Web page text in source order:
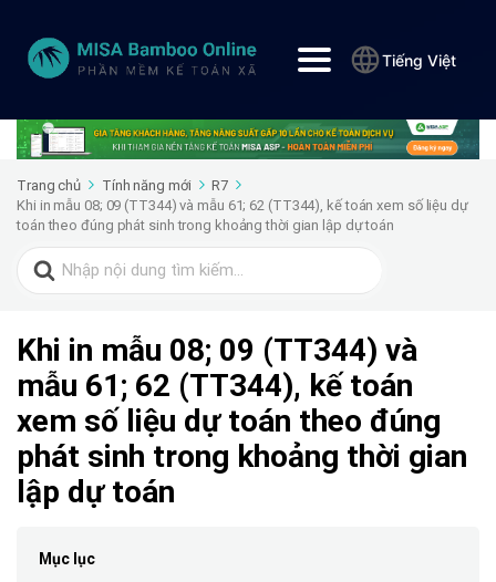
Tiếng Việt
Trang chủ Tính năng mới
R7
Khi in mẫu 08; 09 (TT344) và mẫu 61; 62 (TT344), kế toán xem số liệu dự
toán theo đúng phát sinh trong khoảng thời gian lập dự toán
Search
for:
Khi in mẫu 08; 09 (TT344) và
mẫu 61; 62 (TT344), kế toán
xem số liệu dự toán theo đúng
phát sinh trong khoảng thời gian
lập dự toán
Mục lục